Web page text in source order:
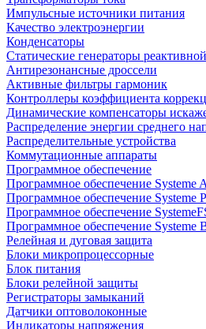
Импульсные источники питания
Качество электроэнергии
Конденсаторы
Статические генераторы
Антирезонансные дроссели
Активные фильтры гармоник
Контроллеры коэффициента
Динамические компенсаторы
Распределение энергии среднего
Распределительные устройства
Коммутационные аппараты
Программное обеспечение
Программное обеспечение Systeme
Программное обеспечение Systeme
Программное обеспечение
Программное обеспечение Systeme
Релейная и дуговая защита
Блоки микропроцессорные
Блок питания
Блоки релейной защиты
Регистраторы замыканий
Датчики оптоволоконные
Индикаторы напряжения